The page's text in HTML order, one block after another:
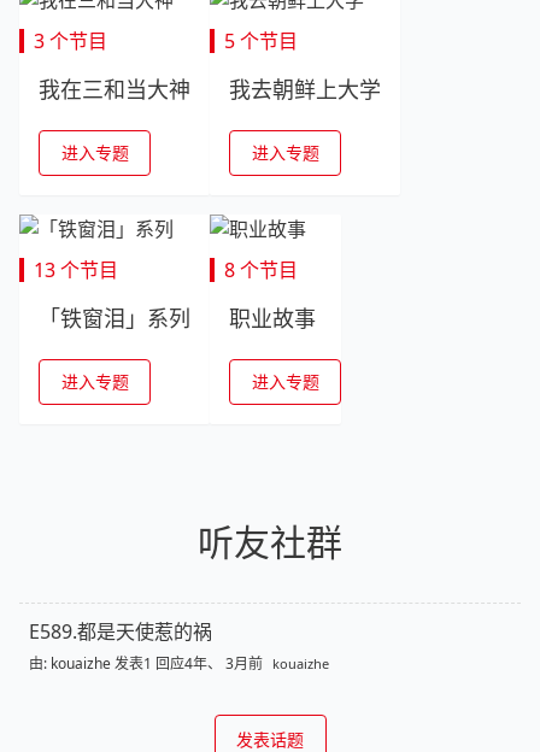
3 个节目
我在三和当大神
进入专题
5 个节目
我去朝鲜上大学
进入专题
13 个节目
「铁窗泪」系列
进入专题
8 个节目
职业故事
进入专题
听友社群
E589.都是天使惹的祸
由: kouaizhe发表1 回应4年、 3月前 kouaizhe
发表话题